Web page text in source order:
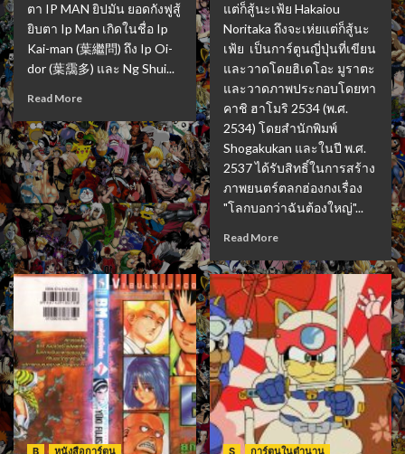
ตา IP MAN ยิปมัน ยอดกังฟูสู้
ยิบตา Ip Man เกิดในชื่อ Ip
Kai-man (葉繼問) ถึง Ip Oi-
dor (葉靄多) และ Ng Shui...
Read More
แต่ก็สู้นะเฟ้ย Hakaiou
Noritaka ถึงจะเห่ยแต่ก็สู้นะ
เฟ้ย เป็นการ์ตูนญี่ปุ่นที่เขียน
และวาดโดยฮิเดโอะ มูราตะ
และวาดภาพประกอบโดยทา
คาชิ ฮาโมริ 2534 (พ.ศ.
2534) โดยสำนักพิมพ์
Shogakukan และในปี พ.ศ.
2537 ได้รับสิทธิ์ในการสร้าง
ภาพยนตร์ตลกฮ่องกงเรื่อง
"โลกบอกว่าฉันต้องใหญ่"...
Read More
B หนังสือการ์ตูน S การ์ตูนในตำนาน